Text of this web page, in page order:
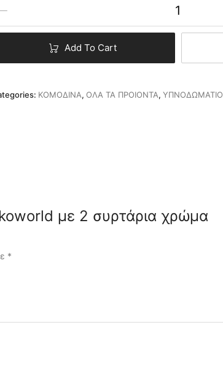
Add To Cart
ΚΟΜΟΔΙΝΑ, ΟΛΑ ΤΑ ΠΡΟΙΟΝΤΑ, ΥΠΝΟΔΩΜΑΤΙΟ
με 2 συρτάρια χρώμα
*